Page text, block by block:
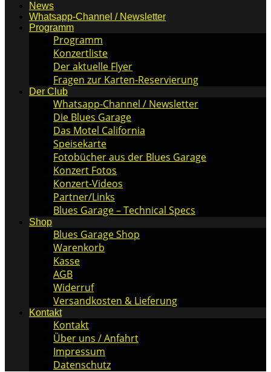
News
Whatsapp-Channel / Newsletter
Programm
Programm
Konzertliste
Der aktuelle Flyer
Fragen zur Karten-Reservierung
Der Club
Whatsapp-Channel / Newsletter
Die Blues Garage
Das Motel California
Speisekarte
Fotobücher aus der Blues Garage
Konzert Fotos
Konzert-Videos
Partner/Links
Blues Garage – Technical Specs
Shop
Blues Garage Shop
Warenkorb
Kasse
AGB
Widerruf
Versandkosten & Lieferung
Kontakt
Kontakt
Über uns / Anfahrt
Impressum
Datenschutz